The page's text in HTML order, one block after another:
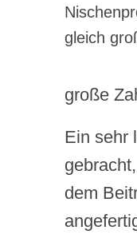
gleich
große
Ein sehr
dem